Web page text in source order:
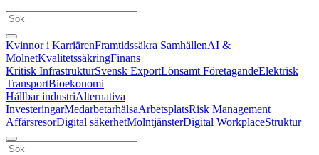
Kvinnor i KarriärenFramtidssäkra SamhällenAI &
MolnetKvalitetssäkringFinans
Kritisk InfrastrukturSvensk ExportLönsamt FöretagandeElektrisk
TransportBioekonomi
Hållbar industriAlternativa
InvesteringarMedarbetarhälsaArbetsplatsRisk Management
AffärsresorDigital säkerhetMolntjänsterDigital WorkplaceStruktur